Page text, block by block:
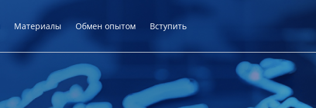
Материалы Обмен опытом Вступить